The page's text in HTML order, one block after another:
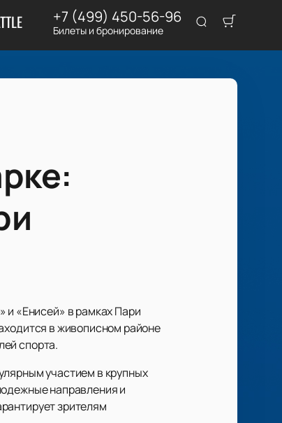
+7 (499) 450-56-96
Билеты и бронирование
«Енисей» в рамках Пари
в живописном районе
спорта.
участием в крупных
направления и
зрителям